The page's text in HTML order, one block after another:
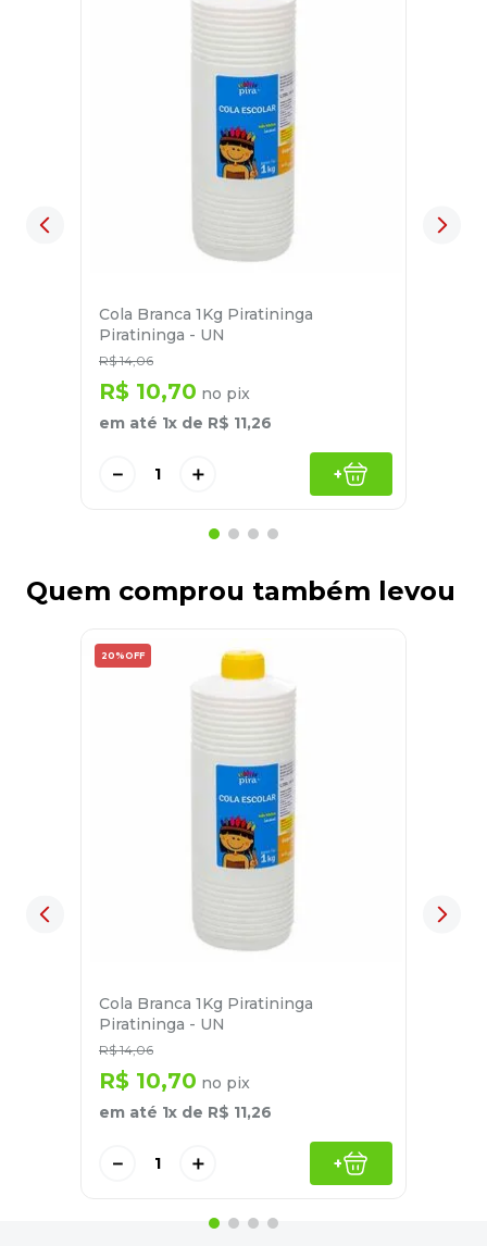
Cola Branca 1Kg Piratininga
Piratininga - UN
R$ 14,06
R$ 10,70 no pix
em até 1x de R$ 11,26
＋
－ +
Quem comprou também levou
20% OFF
Cola Branca 1Kg Piratininga
Piratininga - UN
R$ 14,06
R$ 10,70 no pix
em até 1x de R$ 11,26
＋
－ +